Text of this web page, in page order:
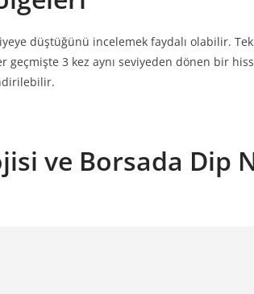
düştüğünü incelemek faydalı olabilir.
geçmişte 3 kez aynı seviyeden dönen bir
ve Borsada Dip